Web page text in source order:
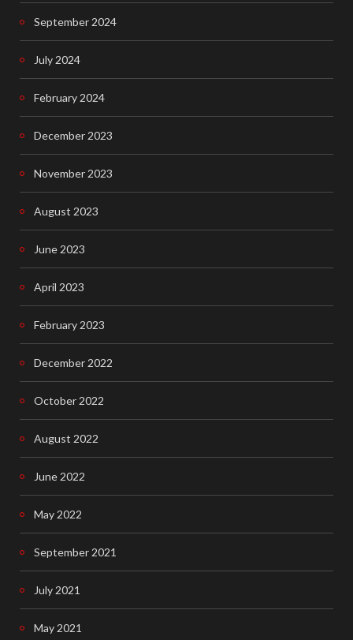
o
September 2024
July 2024
February 2024
December 2023
November 2023
August 2023
June 2023
April 2023
February 2023
December 2022
October 2022
August 2022
June 2022
May 2022
September 2021
July 2021
May 2021